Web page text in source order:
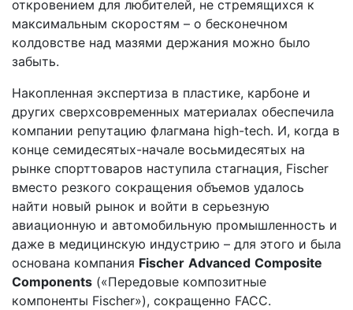
откровением для любителей, не стремящихся к
максимальным скоростям – о бесконечном
колдовстве над мазями держания можно было
забыть.
Накопленная экспертиза в пластике, карбоне и
других сверхсовременных материалах обеспечила
компании репутацию флагмана high-tech. И, когда в
конце семидесятых-начале восьмидесятых на
рынке спорттоваров наступила стагнация, Fischer
вместо резкого сокращения объемов удалось
найти новый рынок и войти в серьезную
авиационную и автомобильную промышленность и
даже в медицинскую индустрию – для этого и была
основана компания Fischer Advanced Composite
Components («Передовые композитные
компоненты Fischer»), сокращенно FACC.